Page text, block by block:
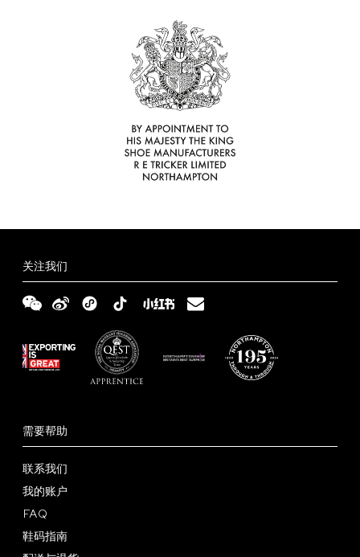
关注我们
需要帮助
联系我们
我的账户
FAQ
鞋码指南